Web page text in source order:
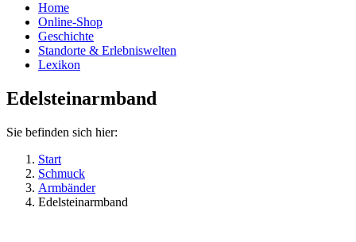
Home
Online-Shop
Geschichte
Standorte & Erlebniswelten
Lexikon
Edelsteinarmband
Sie befinden sich hier:
Start
Schmuck
Armbänder
Edelsteinarmband